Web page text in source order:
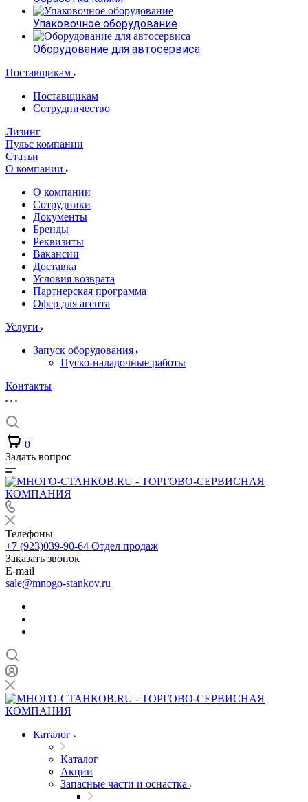
Упаковочное оборудование
Оборудование для автосервиса
Поставщикам
Поставщикам
Сотрудничество
Лизинг
Пульс компании
Статьи
О компании
О компании
Сотрудники
Документы
Бренды
Реквизиты
Вакансии
Доставка
Условия возврата
Партнерская программа
Офер для агента
Услуги
Запуск оборудования
Пуско-наладочные работы
Контакты
0
Задать вопрос
Телефоны
+7 (923)039-90-64 Отдел продаж
Заказать звонок
E-mail
sale@mnogo-stankov.ru
Каталог
Каталог
Акции
Запасные части и оснастка